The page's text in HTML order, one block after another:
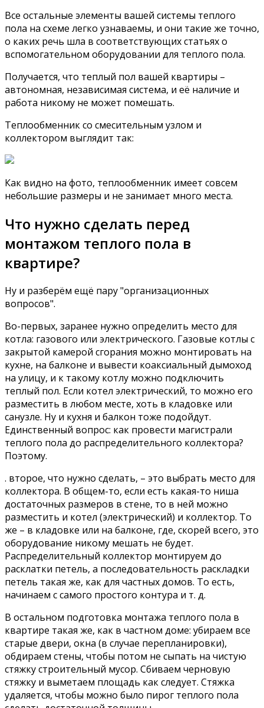
Все остальные элементы вашей системы теплого
пола на схеме легко узнаваемы, и они такие же точно,
о каких речь шла в соответствующих статьях о
вспомогательном оборудовании для теплого пола.
Получается, что теплый пол вашей квартиры –
автономная, независимая система, и её наличие и
работа никому не может помешать.
Теплообменник со смесительным узлом и
коллектором выглядит так:
Как видно на фото, теплообменник имеет совсем
небольшие размеры и не занимает много места.
Что нужно сделать перед
монтажом теплого пола в
квартире?
Ну и разберём ещё пару "организационных
вопросов".
Во-первых, заранее нужно определить место для
котла: газового или электрического. Газовые котлы с
закрытой камерой сгорания можно монтировать на
кухне, на балконе и вывести коаксиальный дымоход
на улицу, и к такому котлу можно подключить
теплый пол. Если котел электрический, то можно его
разместить в любом месте, хоть в кладовке или
санузле. Ну и кухня и балкон тоже подойдут.
Единственный вопрос: как провести магистрали
теплого пола до распределительного коллектора?
Поэтому.
. второе, что нужно сделать, – это выбрать место для
коллектора. В общем-то, если есть какая-то ниша
достаточных размеров в стене, то в ней можно
разместить и котел (электрический) и коллектор. То
же – в кладовке или на балконе, где, скорей всего, это
оборудование никому мешать не будет.
Распределительный коллектор монтируем до
расклатки петель, а последовательность раскладки
петель такая же, как для частных домов. То есть,
начинаем с самого простого контура и т. д.
В остальном подготовка монтажа теплого пола в
квартире такая же, как в частном доме: убираем все
старые двери, окна (в случае перепланировки),
обдираем стены, чтобы потом не сыпать на чистую
стяжку строительный мусор. Сбиваем черновую
стяжку и выметаем площадь как следует. Стяжка
удаляется, чтобы можно было пирог теплого пола